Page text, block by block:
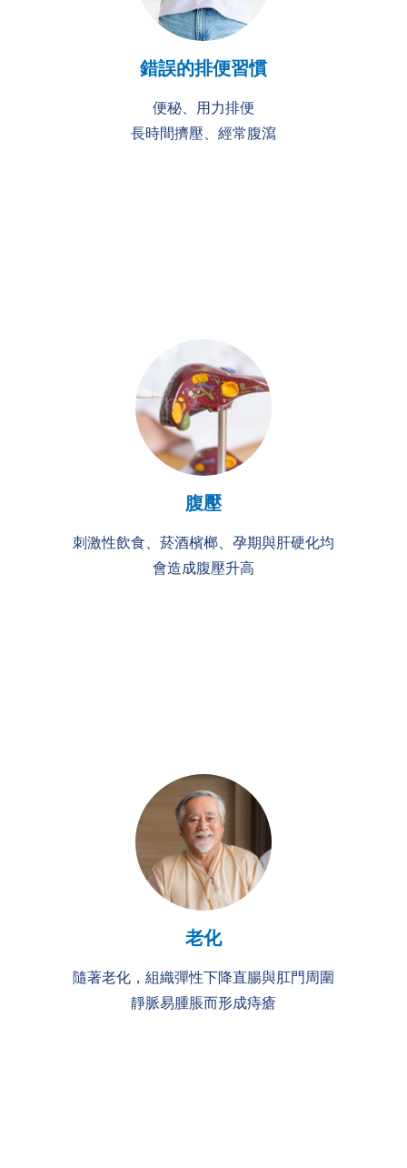
錯誤的排便習慣
便秘、用力排便
長時間擠壓、經常腹瀉
腹壓
刺激性飲食、菸酒檳榔、孕期與肝硬化均
會造成腹壓升高
老化
隨著老化，組織彈性下降直腸與肛門周圍
靜脈易腫脹而形成痔瘡